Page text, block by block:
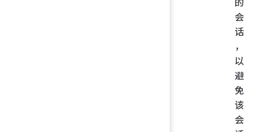
会
话
，
以
避
免
该
会